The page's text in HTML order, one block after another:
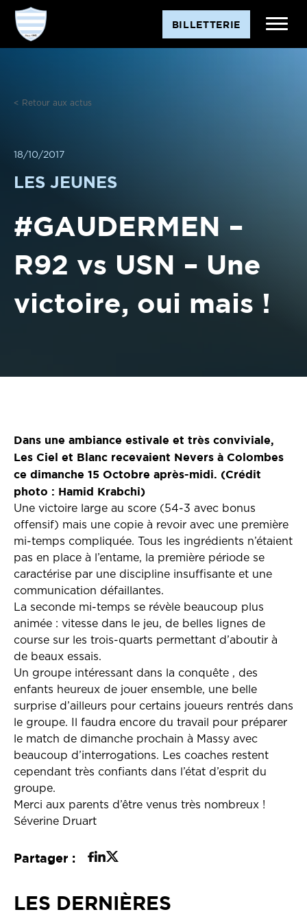
Aller
contenu
BILLETTERIE
< Retour aux actus
18/10/2017
LES JEUNES
#GAUDERMEN –
R92 vs USN – Une
victoire, oui mais !
Dans une ambiance estivale et très conviviale,
Les Ciel et Blanc recevaient Nevers à Colombes
ce dimanche 15 Octobre après-midi. (Crédit
photo : Hamid Krabchi)
Une victoire large au score (54-3 avec bonus
offensif) mais une copie à revoir avec une première
mi-temps compliquée. Tous les ingrédients n’étaient
pas en place à l’entame, la première période se
caractérise par une discipline insuffisante et une
communication défaillantes.
La seconde mi-temps se révèle beaucoup plus
animée : vitesse dans le jeu, de belles lignes de
course sur les trois-quarts permettant d’aboutir à
de beaux essais.
Un groupe intéressant dans la conquête , des
enfants heureux de jouer ensemble, une belle
surprise d’ailleurs pour certains joueurs rentrés dans
le groupe. Il faudra encore du travail pour préparer
le match de dimanche prochain à Massy avec
beaucoup d’interrogations. Les coaches restent
cependant très confiants dans l’état d’esprit du
groupe.
Merci aux parents d’être venus très nombreux !
Séverine Druart
Partager :
LES DERNIÈRES